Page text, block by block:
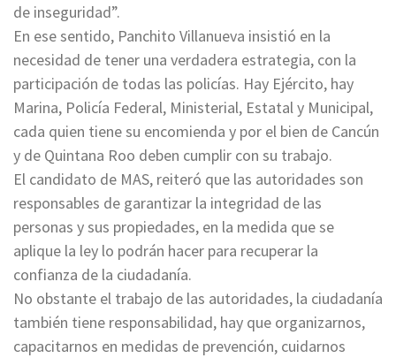
de inseguridad”.
En ese sentido, Panchito Villanueva insistió en la
necesidad de tener una verdadera estrategia, con la
participación de todas las policías. Hay Ejército, hay
Marina, Policía Federal, Ministerial, Estatal y Municipal,
cada quien tiene su encomienda y por el bien de Cancún
y de Quintana Roo deben cumplir con su trabajo.
El candidato de MAS, reiteró que las autoridades son
responsables de garantizar la integridad de las
personas y sus propiedades, en la medida que se
aplique la ley lo podrán hacer para recuperar la
confianza de la ciudadanía.
No obstante el trabajo de las autoridades, la ciudadanía
también tiene responsabilidad, hay que organizarnos,
capacitarnos en medidas de prevención, cuidarnos